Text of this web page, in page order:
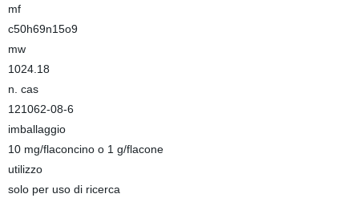
mf
c50h69n15o9
mw
1024.18
n. cas
121062-08-6
imballaggio
10 mg/flaconcino o 1 g/flacone
utilizzo
solo per uso di ricerca